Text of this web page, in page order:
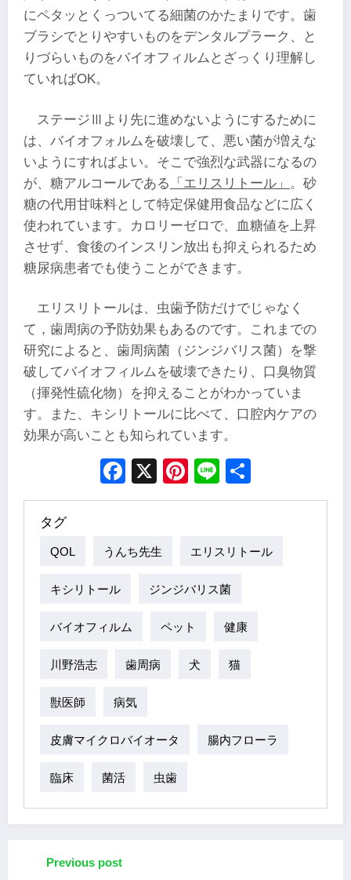
にペタッとくっついてる細菌のかたまりです。歯
ブラシでとりやすいものをデンタルプラーク、と
りづらいものをバイオフィルムとざっくり理解し
ていればOK。
ステージⅢより先に進めないようにするために
は、バイオフォルムを破壊して、悪い菌が増えな
いようにすればよい。そこで強烈な武器になるの
が、糖アルコールである
「エリスリトール」
。砂
糖の代用甘味料として特定保健用食品などに広く
使われています。カロリーゼロで、血糖値を上昇
させず、食後のインスリン放出も抑えられるため
糖尿病患者でも使うことができます。
エリスリトールは、虫歯予防だけでじゃなく
て，歯周病の予防効果もあるのです。これまでの
研究によると、歯周病菌（ジンジバリス菌）を撃
破してバイオフィルムを破壊できたり、口臭物質
（揮発性硫化物）を抑えることがわかっていま
す。また、キシリトールに比べて、口腔内ケアの
効果が高いことも知られています。
Facebook
X Pinterest
Line
タグ
QOL うんち先生 エリスリトール
キシリトール ジンジバリス菌
バイオフィルム ペット 健康
川野浩志 歯周病 犬 猫
獣医師 病気
皮膚マイクロバイオータ 腸内フローラ
臨床 菌活 虫歯
Previous post